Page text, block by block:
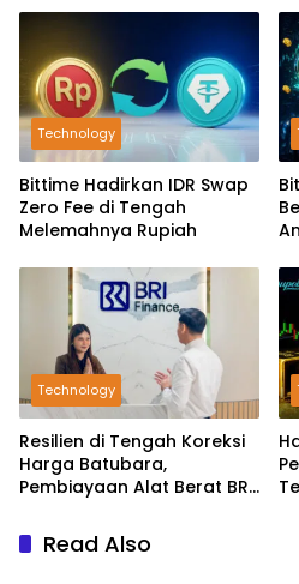
Technology
Bittime Hadirkan IDR Swap
Zero Fee di Tengah
Melemahnya Rupiah
Technology
Resilien di Tengah Koreksi
Harga Batubara,
Pembiayaan Alat Berat BRI
Read Also